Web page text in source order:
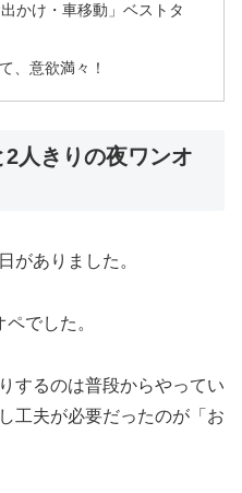
かけ・車移動」ベストタ
、意欲満々！
人きりの夜ワンオ
がありました。
でした。
するのは普段からやってい
工夫が必要だったのが「お